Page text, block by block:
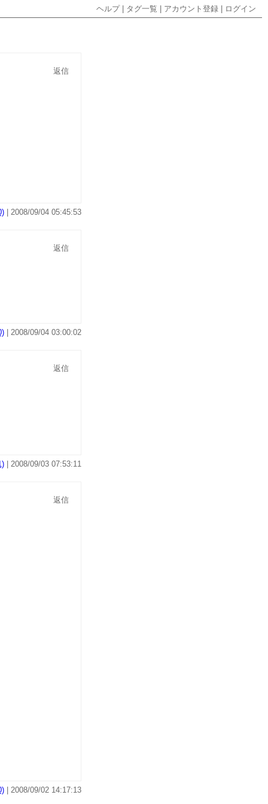
ヘルプ| タグ一覧 アカウント登録 ログイン
返信
| 2008/09/04 05:45:53
返信
| 2008/09/04 03:00:02
返信
| 2008/09/03 07:53:11
返信
| 2008/09/02 14:17:13